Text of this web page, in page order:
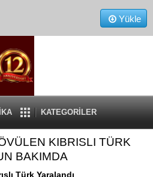
Yükle
KATEGORİLER
KIBRISLI TÜRK
BAKIMDA
Türk Yaralandı